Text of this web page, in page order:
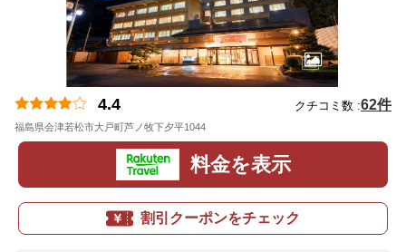
4.4 クチコミ数 :62件
福島県会津若松市大戸町芦ノ牧下夕平1044
料金を表示
割引クーポンをチェック